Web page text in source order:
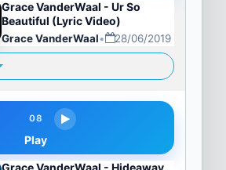
Grace VanderWaal - Ur So
Beautiful (Lyric Video)
Grace VanderWaal• 28/06/2019
08
Play